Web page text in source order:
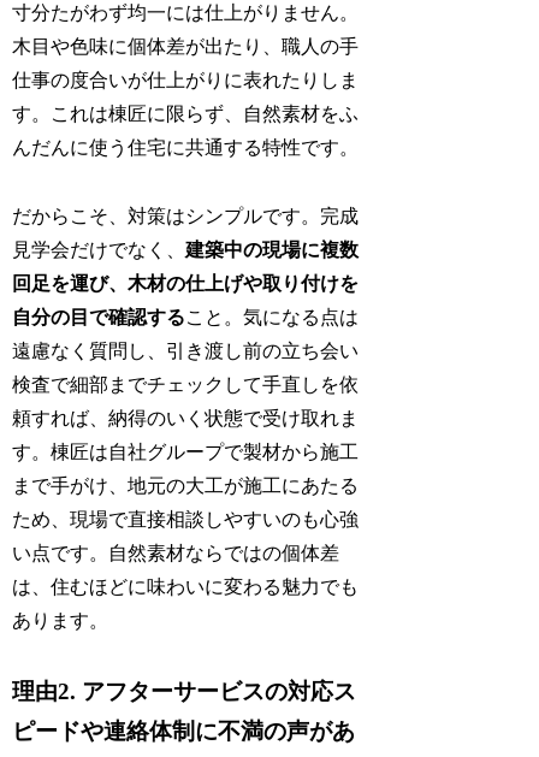
寸分たがわず均一には仕上がりません。
木目や色味に個体差が出たり、職人の手
仕事の度合いが仕上がりに表れたりしま
す。これは棟匠に限らず、自然素材をふ
んだんに使う住宅に共通する特性です。
だからこそ、対策はシンプルです。完成
見学会だけでなく、建築中の現場に複数
回足を運び、木材の仕上げや取り付けを
自分の目で確認すること。気になる点は
遠慮なく質問し、引き渡し前の立ち会い
検査で細部までチェックして手直しを依
頼すれば、納得のいく状態で受け取れま
す。棟匠は自社グループで製材から施工
まで手がけ、地元の大工が施工にあたる
ため、現場で直接相談しやすいのも心強
い点です。自然素材ならではの個体差
は、住むほどに味わいに変わる魅力でも
あります。
理由2. アフターサービスの対応ス
ピードや連絡体制に不満の声があ